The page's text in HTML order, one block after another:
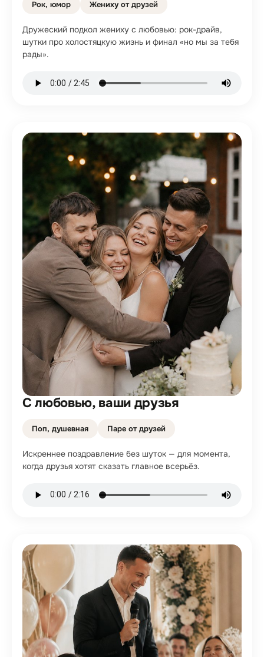
Рок, юмор Жениху от друзей
Дружеский подкол жениху с любовью: рок-драйв,
шутки про холостяцкую жизнь и финал «но мы за тебя
рады».
С любовью, ваши друзья
Поп, душевная Паре от друзей
Искреннее поздравление без шуток — для момента,
когда друзья хотят сказать главное всерьёз.